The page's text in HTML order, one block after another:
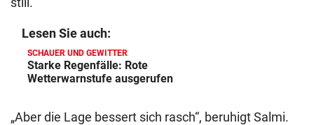
Lesen Sie auch:
SCHAUER UND GEWITTER
Starke Regenfälle: Rote
Wetterwarnstufe ausgerufen
„Aber die Lage bessert sich rasch“, beruhigt Salmi.